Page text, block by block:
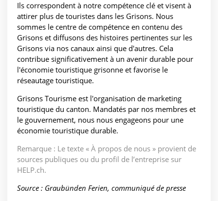
Ils correspondent à notre compétence clé et visent à
attirer plus de touristes dans les Grisons. Nous
sommes le centre de compétence en contenu des
Grisons et diffusons des histoires pertinentes sur les
Grisons via nos canaux ainsi que d'autres. Cela
contribue significativement à un avenir durable pour
l'économie touristique grisonne et favorise le
réseautage touristique.
Grisons Tourisme est l'organisation de marketing
touristique du canton. Mandatés par nos membres et
le gouvernement, nous nous engageons pour une
économie touristique durable.
Remarque : Le texte « À propos de nous » provient de
sources publiques ou du profil de l’entreprise sur
HELP.ch.
Source : Graubünden Ferien, communiqué de presse